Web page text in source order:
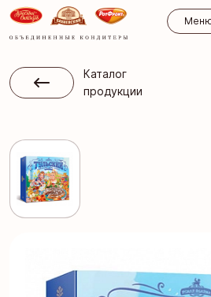
Каталог
продукции